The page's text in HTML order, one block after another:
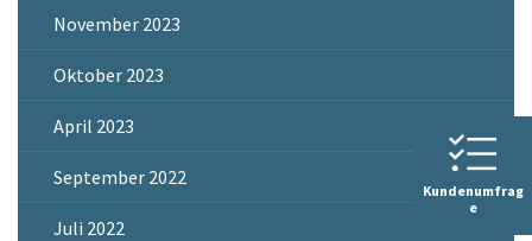
November 2023
Oktober 2023
April 2023
September 2022
Juli 2022
Kundenumfrag
e